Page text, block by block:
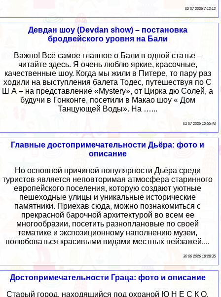
02 07 2026 7:12:12
Девдан шоу (Devdan show) – постановка
бродвейского уровня на Бали
Важно! Всё самое главное о Бали в одной статье –
читайте здесь. Я очень люблю яркие, красочные,
качественные шоу. Когда мы жили в Питере, то пару раз
ходили на выступления балета Тодес, путешествуя по С
Ш А – на представление «Mystery», от Цирка дю Солей, а
будучи в Гонконге, посетили в Макао шоу « Дом
Танцующей Воды». На …...
01 07 2026 10:55:43
Главные достопримечательности Дьёра: фото и
описание
Но основной причиной популярности Дьёра среди
туристов является неповторимая атмосфера старинного
европейского поселения, которую создают уютные
пешеходные улицы и уникальные исторические
памятники. Приехав сюда, можно познакомиться с
прекрасной барочной архитектурой во всем ее
многообразии, посетить разноплановые по своей
тематике и экспозиционному наполнению музеи,
полюбоваться красивыми видами местных пейзажей....
30 06 2026 18:28:35
Достопримечательности Граца: фото и описание
Старый город, находящийся под охраной Ю Н Е С К О,